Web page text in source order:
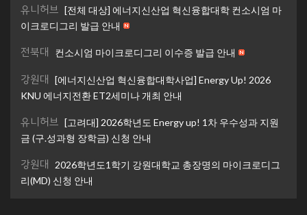
유니허브 [전체 대상] 에너지신산업 혁신융합대학 컨소시엄 마
이크로디그리 발급 안내
전북대 컨소시엄 마이크로디그리 이수증 발급 안내
강원대 [에너지신산업 혁신융합대학사업] Energy Up! 2026
KNU 에너지전환 ET2세미나 개최 안내
유니허브 [고려대] 2026학년도 Energy up! 1차 우수성과 지원
금 (구.성과형 장학금) 신청 안내
강원대
2026학년도1학기 강원대학교 총장명의 마이크로디그
리(MD) 신청 안내